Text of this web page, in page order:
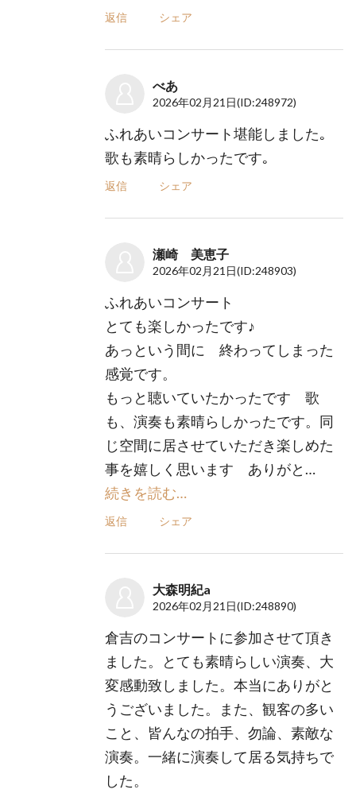
返信 シェア
べあ
2026年02月21日(ID:248972)
ふれあいコンサート堪能しました｡
歌も素晴らしかったです｡
返信 シェア
瀬崎 美恵子
2026年02月21日(ID:248903)
ふれあいコンサート
とても楽しかったです♪
あっという間に 終わってしまった
感覚です。
もっと聴いていたかったです 歌
も、演奏も素晴らしかったです。同
じ空間に居させていただき楽しめた
事を嬉しく思います ありがと…
続きを読む…
返信 シェア
大森明紀a
2026年02月21日(ID:248890)
倉吉のコンサートに参加させて頂き
ました。とても素晴らしい演奏、大
変感動致しました。本当にありがと
うございました。また、観客の多い
こと、皆んなの拍手、勿論、素敵な
演奏。一緒に演奏して居る気持ちで
した。